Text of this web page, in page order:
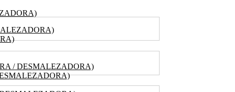
/ DESMALEZADORA)